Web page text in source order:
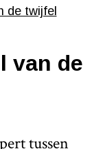
van de
tussen